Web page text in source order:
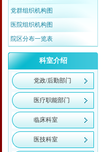
党群组织机构图
医院组织机构图
院区分布一览表
科室介绍
党政/后勤部门
医疗职能部门
临床科室
医技科室